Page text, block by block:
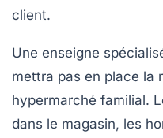
client.
Une enseigne
mettra pas en place la
hypermarché familial.
dans le magasin, les